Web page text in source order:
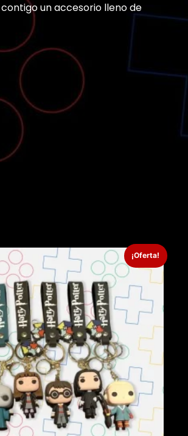
un accesorio lleno de
¡Oferta!